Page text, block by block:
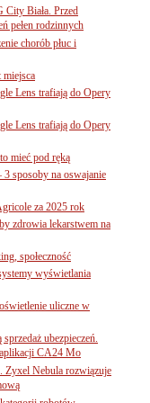
City Biała. Przed
pełen rodzinnych
chorób płuc i
miejsca
Lens trafiają do Opery
Lens trafiają do Opery
mieć pod ręką
sposoby na oswajanie
za 2025 rok
zdrowia lekarstwem na
społeczność
wyświetlania
uliczne w
ubezpieczeń.
CA24 Mo
Zyxel Nebula rozwiązuje